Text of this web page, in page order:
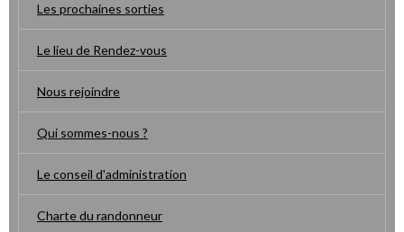
Les prochaines sorties
Le lieu de Rendez-vous
Nous rejoindre
Qui sommes-nous ?
Le conseil d'administration
Charte du randonneur